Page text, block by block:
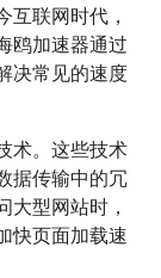
互联网时代，
鸥加速器通过
决常见的速度
术。这些技术
据传输中的冗
型网站时，
快页面加载速